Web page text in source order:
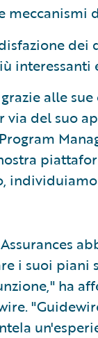
meccanismi
dei
interessanti
alle
via del suo
i suoi
ha